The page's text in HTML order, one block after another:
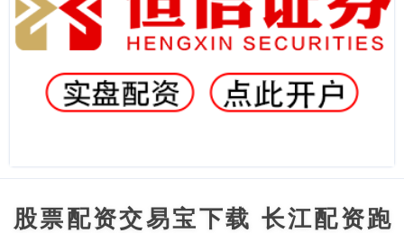
股票配资交易宝下载 长江配资跑